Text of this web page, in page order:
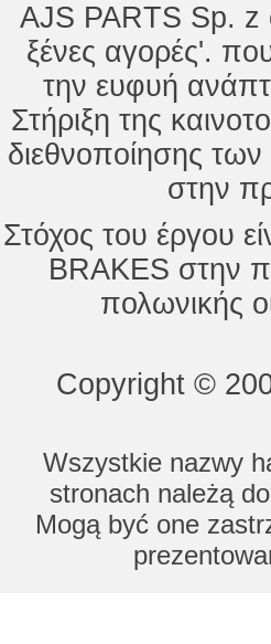
AJS PARTS Sp. z
ξένες αγορές'.
την ευφυή
Στήριξη της
διεθνοποίησης
στην
Στόχος του έργου
BRAKES στην
πολωνικής
Copyright ©
Wszystkie nazwy
stronach należą
Mogą być one